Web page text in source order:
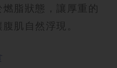
脂狀態，讓厚重的
肌自然浮現。